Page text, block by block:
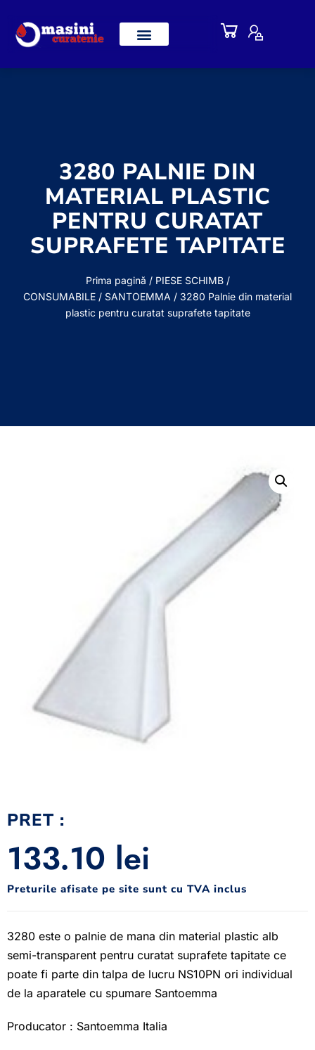
3280 PALNIE DIN
MATERIAL PLASTIC
PENTRU CURATAT
SUPRAFETE TAPITATE
Prima pagină / PIESE SCHIMB /
CONSUMABILE / SANTOEMMA / 3280 Palnie din material
plastic pentru curatat suprafete tapitate
PRET :
133.10 lei
Preturile afisate pe site sunt cu TVA inclus
3280 este o palnie de mana din material plastic alb
semi-transparent pentru curatat suprafete tapitate ce
poate fi parte din talpa de lucru NS10PN ori individual
de la aparatele cu spumare Santoemma
Producator : Santoemma Italia